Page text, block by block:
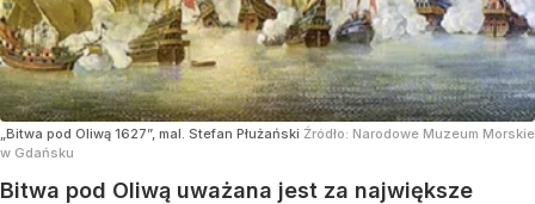
„Bitwa pod Oliwą 1627”, mal. Stefan Płużański Źródło: Narodowe Muzeum Morskie
w Gdańsku
Bitwa pod Oliwą uważana jest za największe